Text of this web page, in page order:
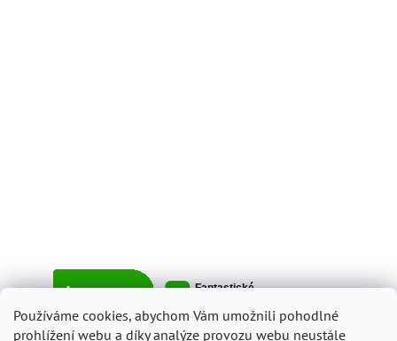
Používáme cookies, abychom Vám umožnili pohodlné
prohlížení webu a díky analýze provozu webu neustále